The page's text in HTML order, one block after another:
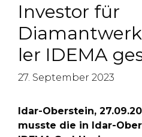
Investor für
ler IDEMA
27. September 2023
Idar-Oberstein,
musste die in Idar-